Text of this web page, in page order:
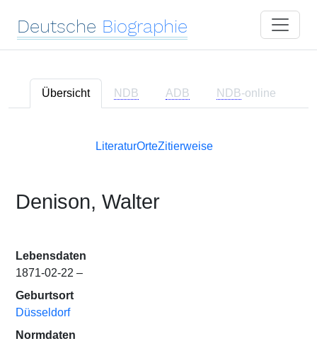
Deutsche Biographie
Übersicht NDB ADB NDB-online
LiteraturOrteZitierweise
Denison, Walter
Lebensdaten
1871-02-22 –
Geburtsort
Düsseldorf
Normdaten